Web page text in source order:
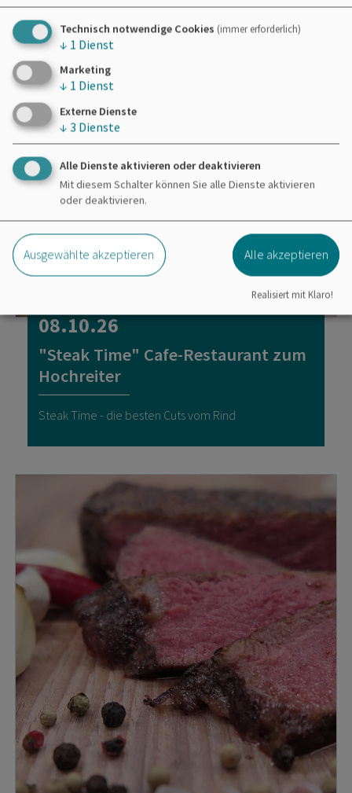
08.10.26
"Steak Time" Cafe-Restaurant zum
Hochreiter
Steak Time - die besten Cuts vom Rind
Technisch notwendige Cookies (immer erforderlich)
↓ 1 Dienst
Marketing
↓ 1 Dienst
Externe Dienste
↓ 3 Dienste
Alle Dienste aktivieren oder deaktivieren
Mit diesem Schalter können Sie alle Dienste aktivieren
oder deaktivieren.
Ausgewählte akzeptieren Alle akzeptieren
Realisiert mit Klaro!